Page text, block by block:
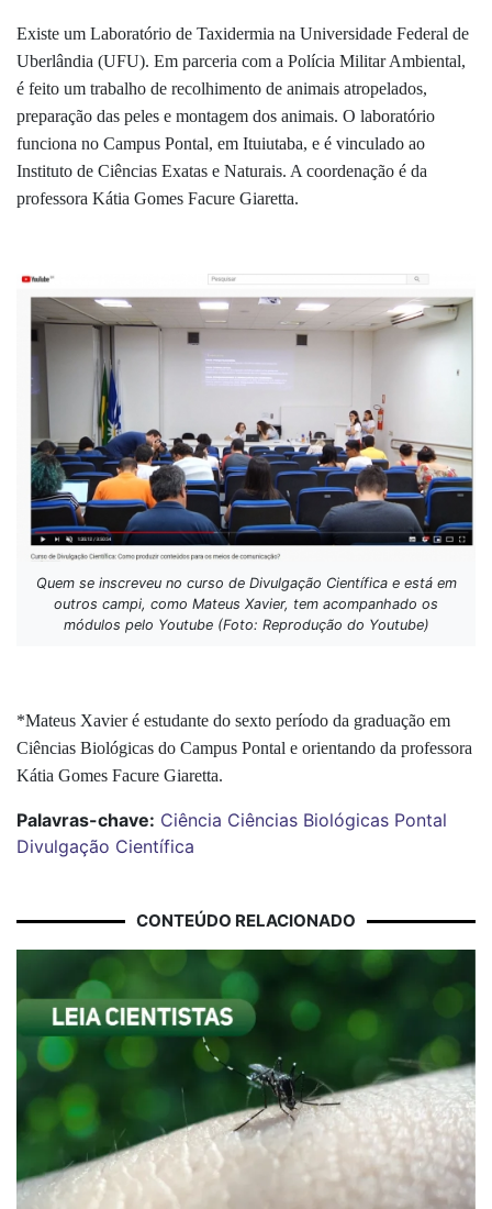
Existe um Laboratório de Taxidermia na Universidade Federal de
Uberlândia (UFU). Em parceria com a Polícia Militar Ambiental,
é feito um trabalho de recolhimento de animais atropelados,
preparação das peles e montagem dos animais. O laboratório
funciona no Campus Pontal, em Ituiutaba, e é vinculado ao
Instituto de Ciências Exatas e Naturais. A coordenação é da
professora Kátia Gomes Facure Giaretta.
Quem se inscreveu no curso de Divulgação Científica e está em
outros campi, como Mateus Xavier, tem acompanhado os
módulos pelo Youtube (Foto: Reprodução do Youtube)
*Mateus Xavier é estudante do sexto período da graduação em
Ciências Biológicas do Campus Pontal e orientando da professora
Kátia Gomes Facure Giaretta.
Palavras-chave: Ciência Ciências Biológicas Pontal
Divulgação Científica
CONTEÚDO RELACIONADO